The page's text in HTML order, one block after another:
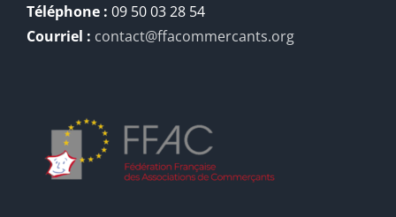
Téléphone : 09 50 03 28 54
Courriel : contact@ffacommercants.org